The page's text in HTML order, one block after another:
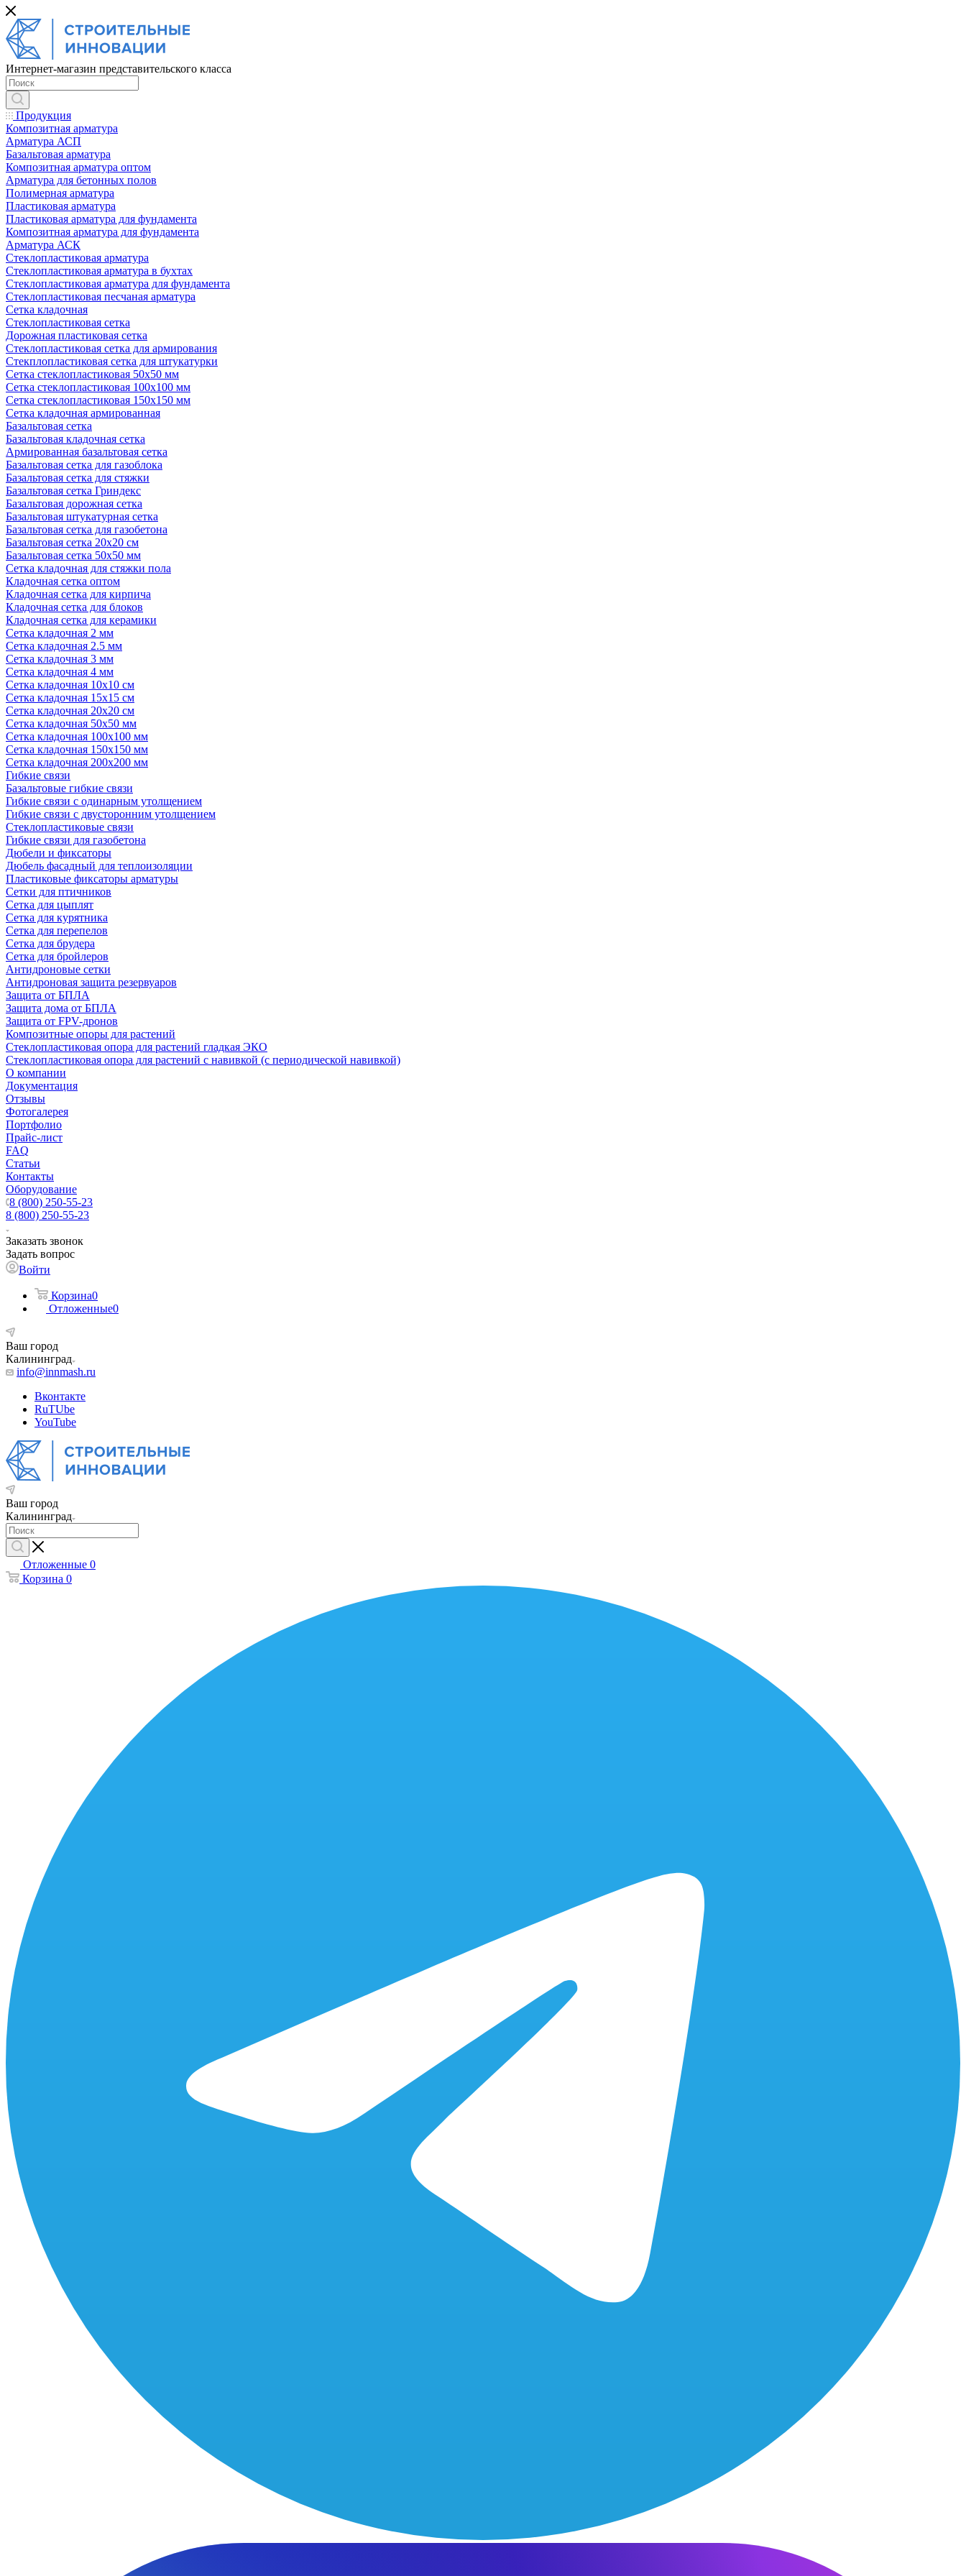
Интернет-магазин представительского класса
Продукция
Композитная арматура
Арматура АСП
Базальтовая арматура
Композитная арматура оптом
Арматура для бетонных полов
Полимерная арматура
Пластиковая арматура
Пластиковая арматура для фундамента
Композитная арматура для фундамента
Арматура АСК
Cтеклопластиковая арматура
Стеклопластиковая арматура в бухтах
Стеклопластиковая арматура для фундамента
Стеклопластиковая песчаная арматура
Сетка кладочная
Стеклопластиковая сетка
Дорожная пластиковая сетка
Стеклопластиковая сетка для армирования
Стекплопластиковая сетка для штукатурки
Сетка стеклопластиковая 50x50 мм
Сетка стеклопластиковая 100x100 мм
Сетка стеклопластиковая 150x150 мм
Сетка кладочная армированная
Базальтовая сетка
Базальтовая кладочная сетка
Армированная базальтовая сетка
Базальтовая сетка для газоблока
Базальтовая сетка для стяжки
Базальтовая сетка Гриндекс
Базальтовая дорожная сетка
Базальтовая штукатурная сетка
Базальтовая сетка для газобетона
Базальтовая сетка 20x20 см
Базальтовая сетка 50x50 мм
Сетка кладочная для стяжки пола
Кладочная сетка оптом
Кладочная сетка для кирпича
Кладочная сетка для блоков
Кладочная сетка для керамики
Сетка кладочная 2 мм
Сетка кладочная 2.5 мм
Сетка кладочная 3 мм
Сетка кладочная 4 мм
Сетка кладочная 10x10 см
Сетка кладочная 15x15 см
Сетка кладочная 20x20 см
Сетка кладочная 50x50 мм
Сетка кладочная 100x100 мм
Сетка кладочная 150x150 мм
Сетка кладочная 200x200 мм
Гибкие связи
Базальтовые гибкие связи
Гибкие связи с одинарным утолщением
Гибкие связи с двусторонним утолщением
Стеклопластиковые связи
Гибкие связи для газобетона
Дюбели и фиксаторы
Дюбель фасадный для теплоизоляции
Пластиковые фиксаторы арматуры
Сетки для птичников
Сетка для цыплят
Сетка для курятника
Сетка для перепелов
Сетка для брудера
Сетка для бройлеров
Антидроновые сетки
Антидроновая защита резервуаров
Защита от БПЛА
Защита дома от БПЛА
Защита от FPV-дронов
Композитные опоры для растений
Стеклопластиковая опора для растений гладкая ЭКО
Стеклопластиковая опора для растений с навивкой (с периодической навивкой)
О компании
Документация
Отзывы
Фотогалерея
Портфолио
Прайс-лист
FAQ
Статьи
Контакты
Оборудование
8 (800) 250-55-23
8 (800) 250-55-23
Заказать звонок
Задать вопрос
Войти
Корзина0
Отложенные0
Ваш город
Калининград
info@innmash.ru
Вконтакте
RuTUbe
YouTube
Ваш город
Калининград
Отложенные 0
Корзина 0